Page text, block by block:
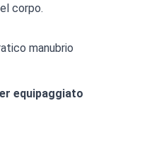
corpo.
manubrio
equipaggiato